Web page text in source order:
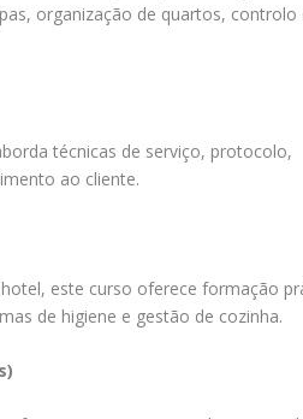
organização de quartos, controlo
técnicas de serviço, protocolo,
ao cliente.
este curso oferece formação
de higiene e gestão de cozinha.